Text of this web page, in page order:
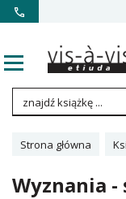
Strona główna
Wyznania